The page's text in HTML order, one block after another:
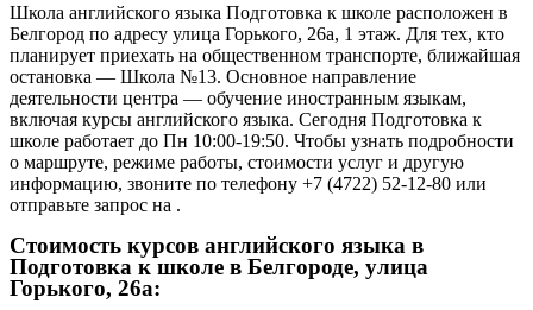
Школа английского языка Подготовка к школе расположен в
Белгород по адресу улица Горького, 26а, 1 этаж. Для тех, кто
планирует приехать на общественном транспорте, ближайшая
остановка — Школа №13. Основное направление
деятельности центра — обучение иностранным языкам,
включая курсы английского языка. Сегодня Подготовка к
школе работает до Пн 10:00-19:50. Чтобы узнать подробности
о маршруте, режиме работы, стоимости услуг и другую
информацию, звоните по телефону +7 (4722) 52-12-80 или
отправьте запрос на .
Стоимость курсов английского языка в
Подготовка к школе в Белгороде, улица
Горького, 26а: